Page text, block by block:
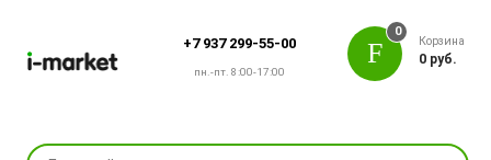
+7 937 299-55-00
пн.-пт. 8:00-17:00
0
Корзина
0 руб.